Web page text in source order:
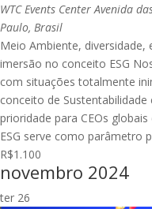
WTC Events CenterAvenida
Paulo, Brasil
Meio Ambiente, diversidade,
imersão no conceito ESG
com situações totalmente
conceito de
prioridade para CEOs
ESG serve como parâmetro
R$1.100
novembro 2024
ter 26